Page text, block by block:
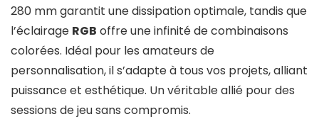
280 mm garantit une dissipation optimale, tandis que
l’éclairage RGB offre une infinité de combinaisons
colorées. Idéal pour les amateurs de
personnalisation, il s’adapte à tous vos projets, alliant
puissance et esthétique. Un véritable allié pour des
sessions de jeu sans compromis.